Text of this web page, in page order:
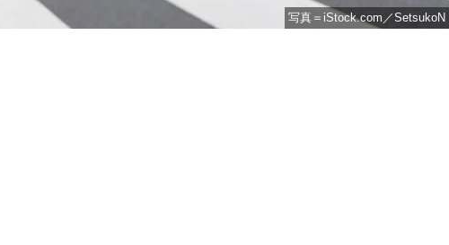
写真＝iStock.com／SetsukoN